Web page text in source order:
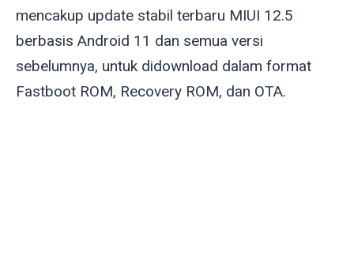
mencakup update stabil terbaru MIUI 12.5
berbasis Android 11 dan semua versi
sebelumnya, untuk didownload dalam format
Fastboot ROM, Recovery ROM, dan OTA.